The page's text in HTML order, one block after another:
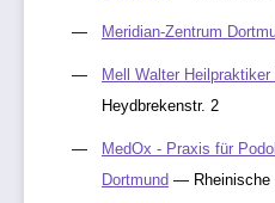
Meridian-Zentrum
Mell Walter Heilpraktiker
Heydbrekenstr. 2
MedOx - Praxis für
Dortmund — Rheinische